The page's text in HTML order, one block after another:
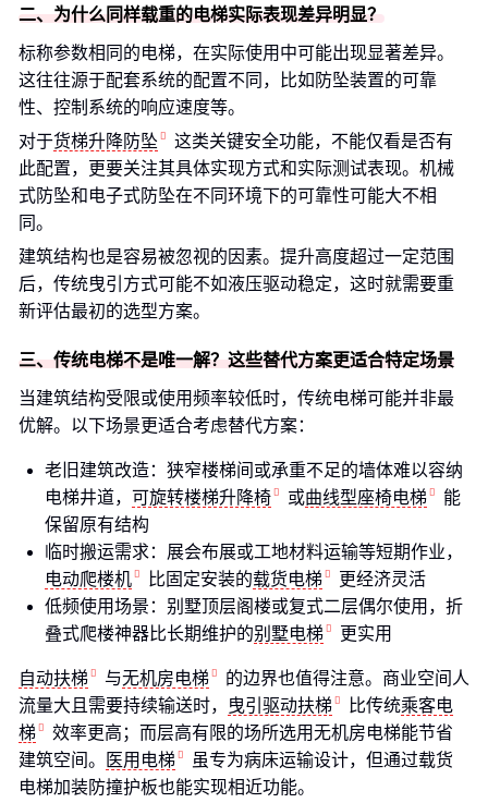
二、为什么同样载重的电梯实际表现差异明显？
标称参数相同的电梯，在实际使用中可能出现显著差异。
这往往源于配套系统的配置不同，比如防坠装置的可靠
性、控制系统的响应速度等。
对于货梯升降防坠
这类关键安全功能，不能仅看是否有
此配置，更要关注其具体实现方式和实际测试表现。机械
式防坠和电子式防坠在不同环境下的可靠性可能大不相
同。
建筑结构也是容易被忽视的因素。提升高度超过一定范围
后，传统曳引方式可能不如液压驱动稳定，这时就需要重
新评估最初的选型方案。
三、传统电梯不是唯一解？这些替代方案更适合特定场景
当建筑结构受限或使用频率较低时，传统电梯可能并非最
优解。以下场景更适合考虑替代方案：
老旧建筑改造：狭窄楼梯间或承重不足的墙体难以容纳
电梯井道， 可旋转楼梯升降椅 或曲线型座椅电梯
能
保留原有结构
临时搬运需求：展会布展或工地材料运输等短期作业，
电动爬楼机
比固定安装的载货电梯
更经济灵活
低频使用场景：别墅顶层阁楼或复式二层偶尔使用，折
叠式爬楼神器比长期维护的别墅电梯 更实用
自动扶梯 与无机房电梯
的边界也值得注意。商业空间人
流量大且需要持续输送时，
曳引驱动扶梯 比传统乘客电
梯
效率更高；而层高有限的场所选用无机房电梯能节省
建筑空间。
医用电梯
虽专为病床运输设计，但通过载货
电梯加装防撞护板也能实现相近功能。